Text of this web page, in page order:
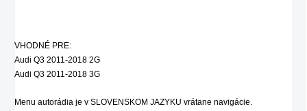
VHODNÉ PRE:
Audi Q3 2011-2018 2G
Audi Q3 2011-2018 3G
Menu autorádia je v SLOVENSKOM JAZYKU vrátane navigácie.